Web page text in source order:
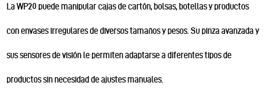
La WP20 puede manipular cajas de cartón, bolsas, botellas y productos
con envases irregulares de diversos tamaños y pesos. Su pinza avanzada y
sus sensores de visión le permiten adaptarse a diferentes tipos de
productos sin necesidad de ajustes manuales.